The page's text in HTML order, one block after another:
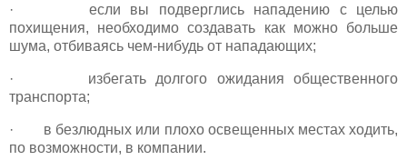
· если вы подверглись нападению с целью
похищения, необходимо создавать как можно больше
шума, отбиваясь чем-нибудь от нападающих;
· избегать долгого ожидания общественного
транспорта;
· в безлюдных или плохо освещенных местах ходить,
по возможности, в компании.